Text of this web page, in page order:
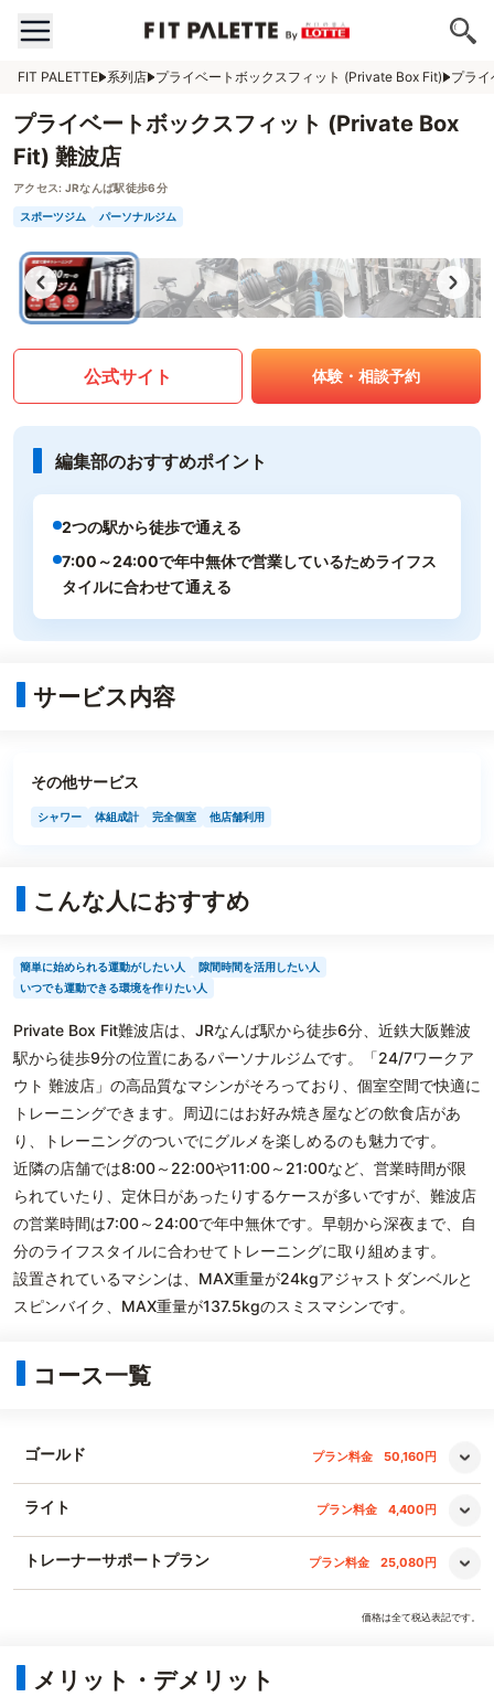
FIT PALETTE 系列店 プライベートボックスフィット (Private Box Fit) プラ
プライベートボックスフィット (Private Box
Fit) 難波店
アクセス: JRなんば駅徒歩6分
スポーツジム パーソナルジム
公式サイト 体験・相談予約
編集部のおすすめポイント
2つの駅から徒歩で通える
7:00～24:00で年中無休で営業しているためライフス
タイルに合わせて通える
サービス内容
その他サービス
シャワー 体組成計 完全個室 他店舗利用
こんな人におすすめ
簡単に始められる運動がしたい人
隙間時間を活用したい人
いつでも運動できる環境を作りたい人
Private Box Fit難波店は、JRなんば駅から徒歩6分、近鉄大阪難波
駅から徒歩9分の位置にあるパーソナルジムです。「24/7ワークア
ウト 難波店」の高品質なマシンがそろっており、個室空間で快適に
トレーニングできます。周辺にはお好み焼き屋などの飲食店があ
り、トレーニングのついでにグルメを楽しめるのも魅力です。
近隣の店舗では8:00～22:00や11:00～21:00など、営業時間が限
られていたり、定休日があったりするケースが多いですが、難波店
の営業時間は7:00～24:00で年中無休です。早朝から深夜まで、自
分のライフスタイルに合わせてトレーニングに取り組めます。
設置されているマシンは、MAX重量が24kgアジャストダンベルと
スピンバイク、MAX重量が137.5kgのスミスマシンです。
コース一覧
ゴールド プラン料金 50,160円
ライト プラン料金 4,400円
トレーナーサポートプラン プラン料金 25,080円
価格は全て税込表記です。
メリット・デメリット